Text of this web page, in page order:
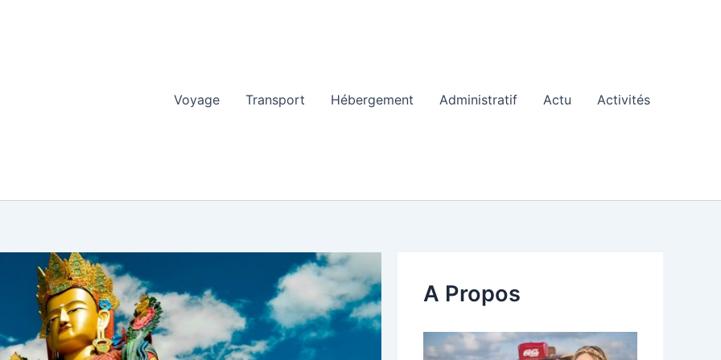
Voyage Transport Hébergement Administratif Actu Activités
A Propos